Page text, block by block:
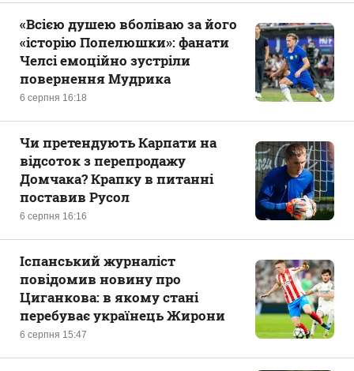
6 серпня 16:18
«Всією душею вболіваю за його
«історію Попелюшки»: фанати
Челсі емоційно зустріли
повернення Мудрика
6 серпня 16:16
Чи претендують Карпати на
відсоток з перепродажу
Домчака? Крапку в питанні
поставив Русол
6 серпня 15:47
Іспанський журналіст
повідомив новину про
Циганкова: в якому стані
перебуває українець Жирони